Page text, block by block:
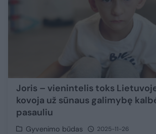
Joris – vienintelis toks
kovoja už sūnaus galimybę
pasauliu
Gyvenimo būdas 2025-11-26